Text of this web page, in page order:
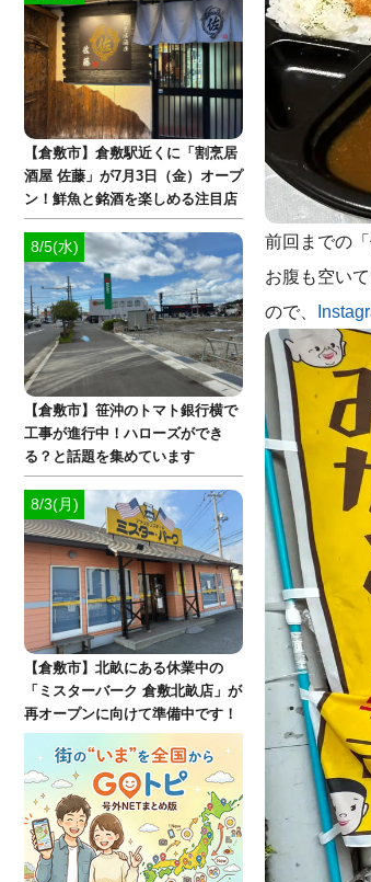
前回までの
お腹も空い
ので、
【倉敷市】倉敷駅近くに「割烹居
酒屋 佐藤」が7月3日（金）オープ
ン！鮮魚と銘酒を楽しめる注目店
8/5(水)
【倉敷市】笹沖のトマト銀行横で
工事が進行中！ハローズができ
る？と話題を集めています
8/3(月)
【倉敷市】北畝にある休業中の
「ミスターバーク 倉敷北畝店」が
再オープンに向けて準備中です！